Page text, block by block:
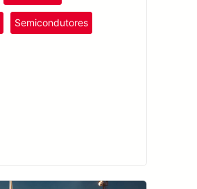
Semicondutores